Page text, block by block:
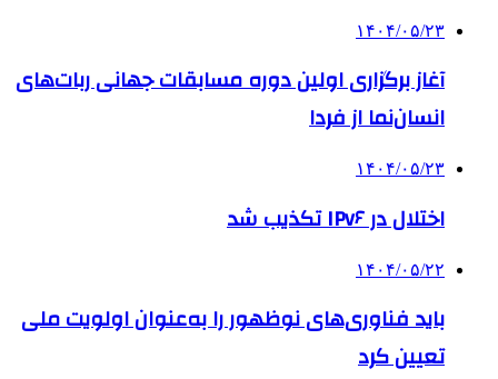
۱۴۰۴/۰۵/۲۳
آغاز برگزاری اولین دوره مسابقات جهانی ربات‌های
انسان‌نما از فردا
۱۴۰۴/۰۵/۲۳
اختلال در IPv۶ تکذیب شد
۱۴۰۴/۰۵/۲۲
باید فناوری‌های نوظهور را به‌عنوان اولویت ملی
تعیین کرد